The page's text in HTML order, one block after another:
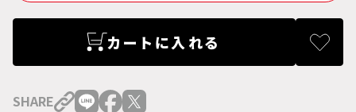
カートに入れる
SHARE